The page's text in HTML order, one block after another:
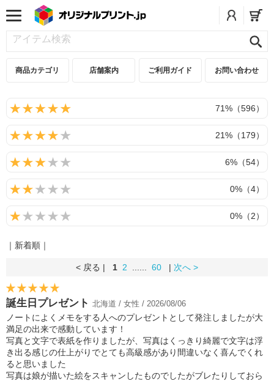
商品カテゴリ 店舗案内 ご利用ガイド お問い合わせ
71%（596）
21%（179）
6%（54）
0%（4）
0%（2）
｜新着順｜
< 戻る | 1 2 60 | 次へ >
誕生日プレゼント 北海道 / 女性 / 2026/08/06
ノートによくメモをする人へのプレゼントとして発注しましたが大
満足の出来で感動しています！
写真と文字で表紙を作りましたが、写真はくっきり綺麗で文字は浮
き出る感じの仕上がりでとても高級感があり間違いなく喜んでくれ
ると思いました
写真は娘が描いた絵をスキャンしたものでしたがブレたりしておら